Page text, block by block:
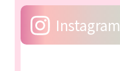
Instagram